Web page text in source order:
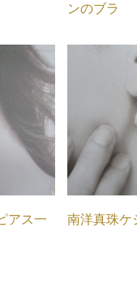
ンのブラ
アス一
南洋真珠ケ